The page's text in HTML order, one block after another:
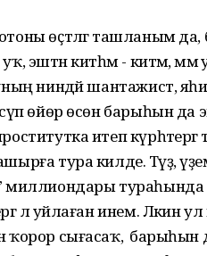
өҫтәлгә ташланым да,
эштән китһәм - китәм,
ниндәй шантажист,
сүп өйөр өсөн барыһын да
итеп
тура килде. Тәүҙә,
миллиондары тураһында
лә уйлаған инем.
ҡорор сығасаҡ, ә барыһын